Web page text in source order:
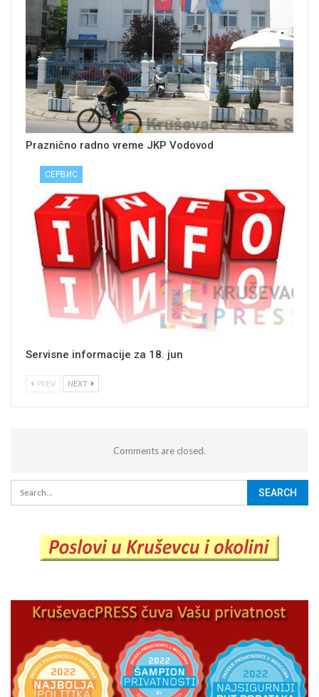
Praznično radno vreme JKP Vodovod
СЕРВИС
Servisne informacije za 18. jun
PREV NEXT
Comments are closed.